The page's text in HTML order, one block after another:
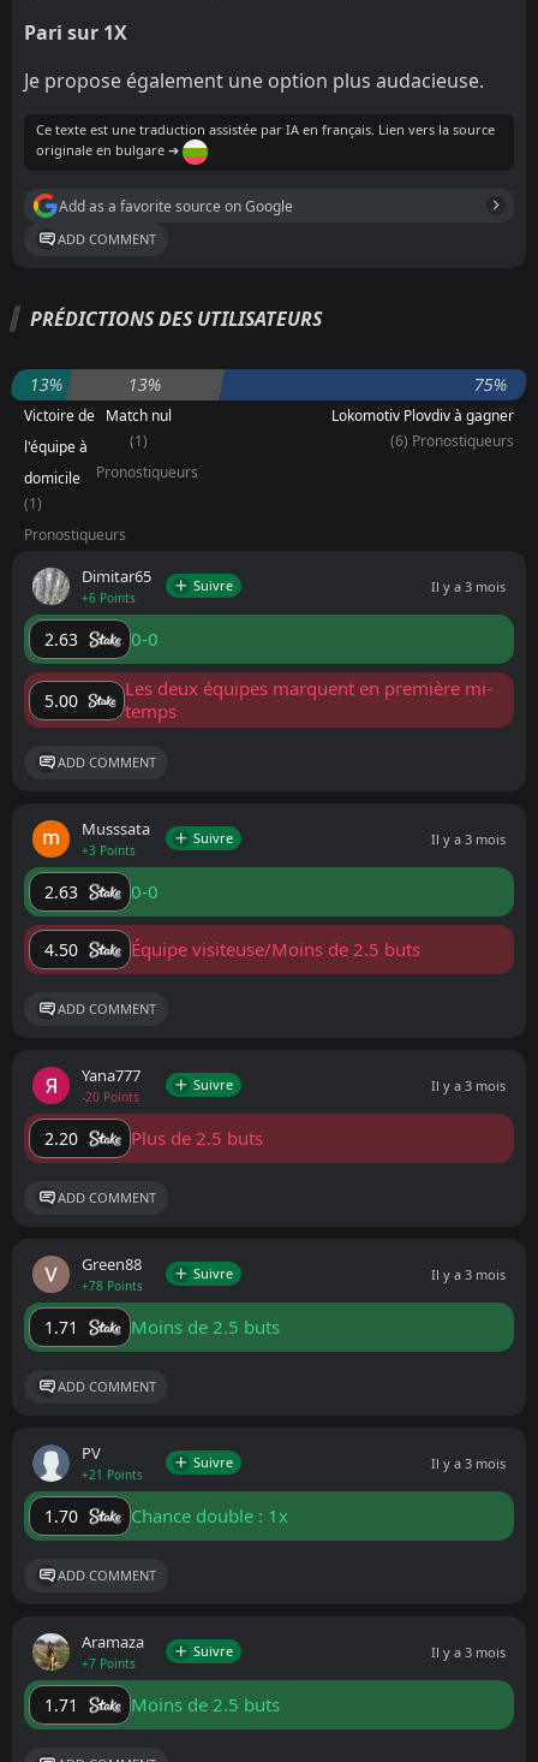
Pari sur 1X
Je propose également une option plus audacieuse.
Ce texte est une traduction assistée par IA en français. Lien vers la source
originale en bulgare ➔
Add as a favorite source on Google
ADD COMMENT
PRÉDICTIONS DES UTILISATEURS
13% 13% 75%
Victoire de
l'équipe à
domicile
(1)
Pronostiqueurs
Match nul
(1)
Pronostiqueurs
Lokomotiv Plovdiv à gagner
(6) Pronostiqueurs
Dimitar65
+6 Points
Suivre Il y a 3 mois
2.63 0-0
5.00
Les deux équipes marquent en première mi-
temps
ADD COMMENT
Musssata
+3 Points
Suivre Il y a 3 mois
2.63 0-0
4.50 Équipe visiteuse/Moins de 2.5 buts
ADD COMMENT
Yana777
-20 Points
Suivre Il y a 3 mois
2.20 Plus de 2.5 buts
ADD COMMENT
Green88
+78 Points
Suivre Il y a 3 mois
1.71 Moins de 2.5 buts
ADD COMMENT
PV
+21 Points
Suivre Il y a 3 mois
1.70 Chance double : 1x
ADD COMMENT
Aramaza
+7 Points
Suivre Il y a 3 mois
1.71 Moins de 2.5 buts